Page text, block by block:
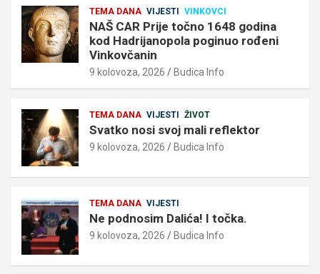
TEMA DANA VIJESTI VINKOVCI
NAŠ CAR Prije točno 1648 godina
kod Hadrijanopola poginuo rođeni
Vinkovčanin
9 kolovoza, 2026 Budica Info
TEMA DANA VIJESTI ŽIVOT
Svatko nosi svoj mali reflektor
9 kolovoza, 2026 Budica Info
TEMA DANA VIJESTI
Ne podnosim Dalića! I točka.
9 kolovoza, 2026 Budica Info